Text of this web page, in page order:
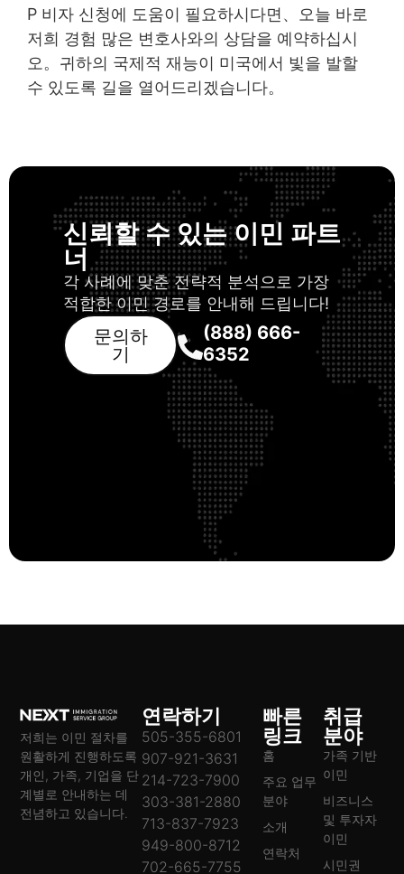
P 비자 신청에 도움이 필요하시다면、오늘 바로
저희 경험 많은 변호사와의 상담을 예약하십시
오。귀하의 국제적 재능이 미국에서 빛을 발할
수 있도록 길을 열어드리겠습니다。
신뢰할 수 있는 이민 파트
너
각 사례에 맞춘 전략적 분석으로 가장
적합한 이민 경로를 안내해 드립니다!
문의하
기
(888) 666-
6352
저희는 이민 절차를
원활하게 진행하도록
개인, 가족, 기업을 단
계별로 안내하는 데
전념하고 있습니다.
빠른
링크
홈
주요 업무
분야
소개
연락처
취급
분야
가족 기반
이민
비즈니스
및 투자자
이민
시민권
연락하기
505-355-6801
907-921-3631
214-723-7900
303-381-2880
713-837-7923
949-800-8712
702-665-7755